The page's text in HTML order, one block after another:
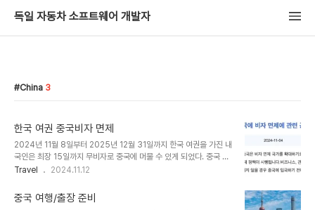
독일 자동차 소프트웨어 개발자
China 3
한국 여권 중국비자 면제
2024년 11월 8일부터 2025년 12월 31일까지 한국 여권을 가진 내
국인은 최장 15일까지 무비자로 중국에 머물 수 있게 되었다. 중국 비
자 공식 사이트인
13113268044566528.html 를 보면 공지되어 있다. 비지니스
도 포함이기 때문에 출장시에도 한국 여권 소지자는 비자 신청이 필요
Travel 2024.11.12
중국 여행/출장 준비